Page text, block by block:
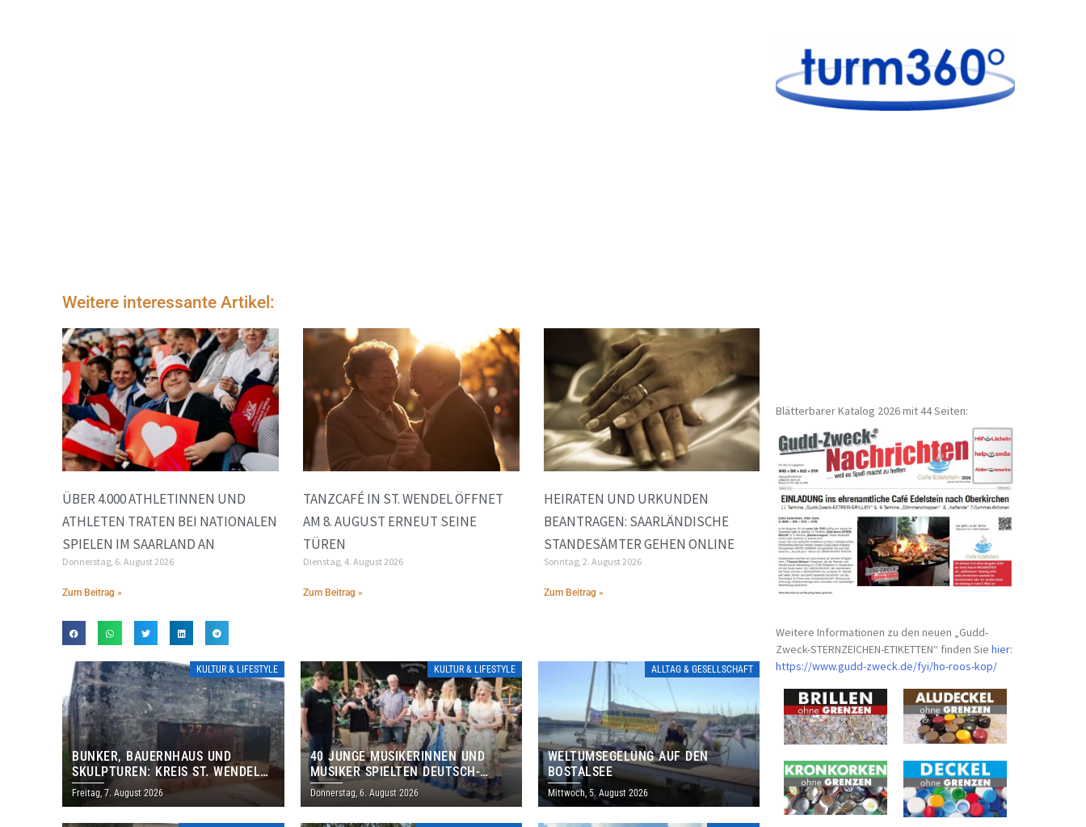
Weitere interessante Artikel:
ÜBER 4.000 ATHLETINNEN UND
ATHLETEN TRATEN BEI NATIONALEN
SPIELEN IM SAARLAND AN
Donnerstag, 6. August 2026
Zum Beitrag »
TANZCAFÉ IN ST. WENDEL ÖFFNET
AM 8. AUGUST ERNEUT SEINE
TÜREN
Dienstag, 4. August 2026
Zum Beitrag »
HEIRATEN UND URKUNDEN
BEANTRAGEN: SAARLÄNDISCHE
STANDESÄMTER GEHEN ONLINE
Sonntag, 2. August 2026
Zum Beitrag »
KULTUR & LIFESTYLE
BUNKER, BAUERNHAUS UND
SKULPTUREN: KREIS ST. WENDEL
LÄDT ZUM TAG DES OFFENEN
DENKMALS EIN
Freitag, 7. August 2026
KULTUR & LIFESTYLE
40 JUNGE MUSIKERINNEN UND
MUSIKER SPIELTEN DEUTSCH-
BRASILIANISCHES PROGRAMM IN
THOLEY
Donnerstag, 6. August 2026
ALLTAG & GESELLSCHAFT
WELTUMSEGELUNG AUF DEN
BOSTALSEE
Mittwoch, 5. August 2026
Blätterbarer Katalog 2026 mit 44 Seiten:
Weitere Informationen zu den neuen „Gudd-
Zweck-STERNZEICHEN-ETIKETTEN“ finden Siehier:
https://www.gudd-zweck.de/fyi/ho-roos-kop/